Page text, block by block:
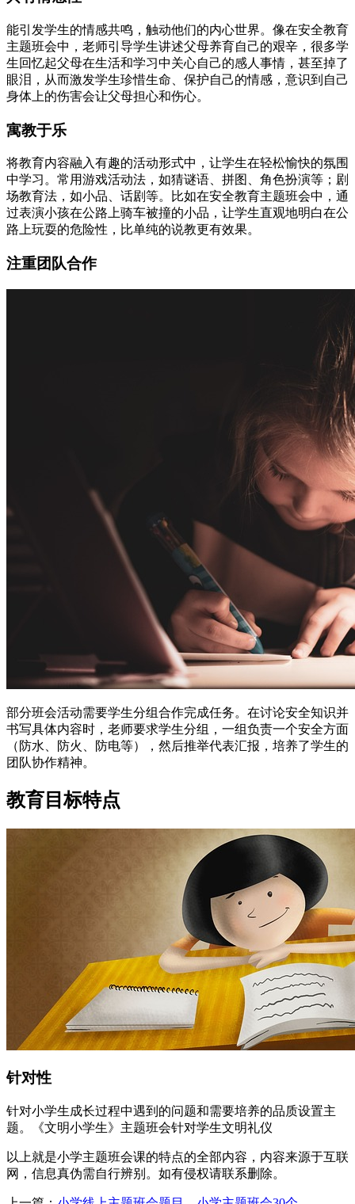
能引发学生的情感共鸣，触动他们的内心世界。像在安全教育
主题班会中，老师引导学生讲述父母养育自己的艰辛，很多学
生回忆起父母在生活和学习中关心自己的感人事情，甚至掉了
眼泪，从而激发学生珍惜生命、保护自己的情感，意识到自己
身体上的伤害会让父母担心和伤心。
寓教于乐
将教育内容融入有趣的活动形式中，让学生在轻松愉快的氛围
中学习。常用游戏活动法，如猜谜语、拼图、角色扮演等；剧
场教育法，如小品、话剧等。比如在安全教育主题班会中，通
过表演小孩在公路上骑车被撞的小品，让学生直观地明白在公
路上玩耍的危险性，比单纯的说教更有效果。
注重团队合作
部分班会活动需要学生分组合作完成任务。在讨论安全知识并
书写具体内容时，老师要求学生分组，一组负责一个安全方面
（防水、防火、防电等），然后推举代表汇报，培养了学生的
团队协作精神。
教育目标特点
针对性
针对小学生成长过程中遇到的问题和需要培养的品质设置主
题。《文明小学生》主题班会针对学生文明礼仪
以上就是小学主题班会课的特点的全部内容，内容来源于互联
网，信息真伪需自行辨别。如有侵权请联系删除。